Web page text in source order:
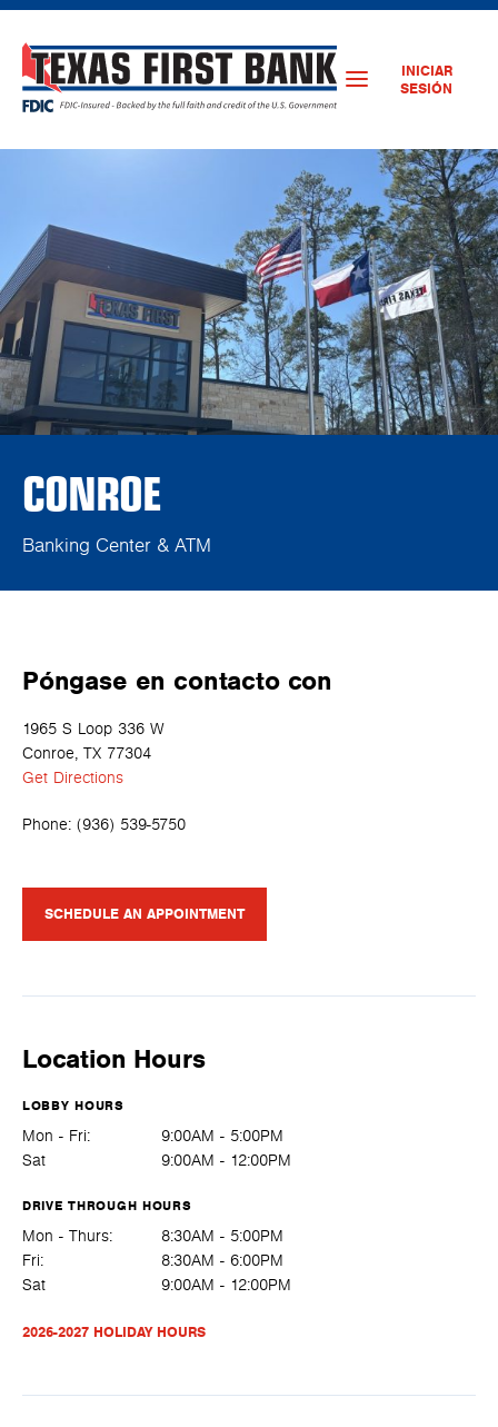
INICIAR
SESIÓN
CONROE
Banking Center & ATM
Póngase en contacto con
1965 S Loop 336 W
Conroe, TX 77304
Get Directions
Phone: (936) 539-5750
SCHEDULE AN APPOINTMENT
Location Hours
LOBBY HOURS
Mon - Fri:
9:00AM - 5:00PM
Sat
9:00AM - 12:00PM
DRIVE THROUGH HOURS
Mon - Thurs:
8:30AM - 5:00PM
Fri:
8:30AM - 6:00PM
Sat
9:00AM - 12:00PM
2026-2027 HOLIDAY HOURS